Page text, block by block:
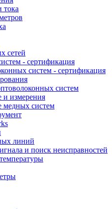
тока
сетей
- сертификация
систем - сертификация
систем
и измерения
медных систем
линий
и поиск неисправностей